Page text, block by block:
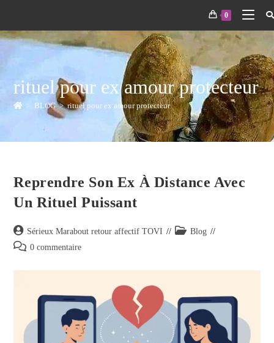
0
rituel pour ex amour protecteur
> BLOG > rituel pour ex amour protecteur
Reprendre Son Ex À Distance Avec
Un Rituel Puissant
Sérieux Marabout retour affectif TOVI
Blog
0 commentaire